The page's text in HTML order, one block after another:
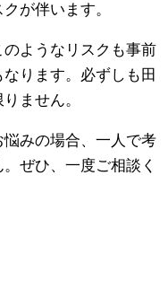
が伴います。
ようなリスクも事前
ります。必ずしも田
ません。
みの場合、一人で考
ぜひ、一度ご相談く